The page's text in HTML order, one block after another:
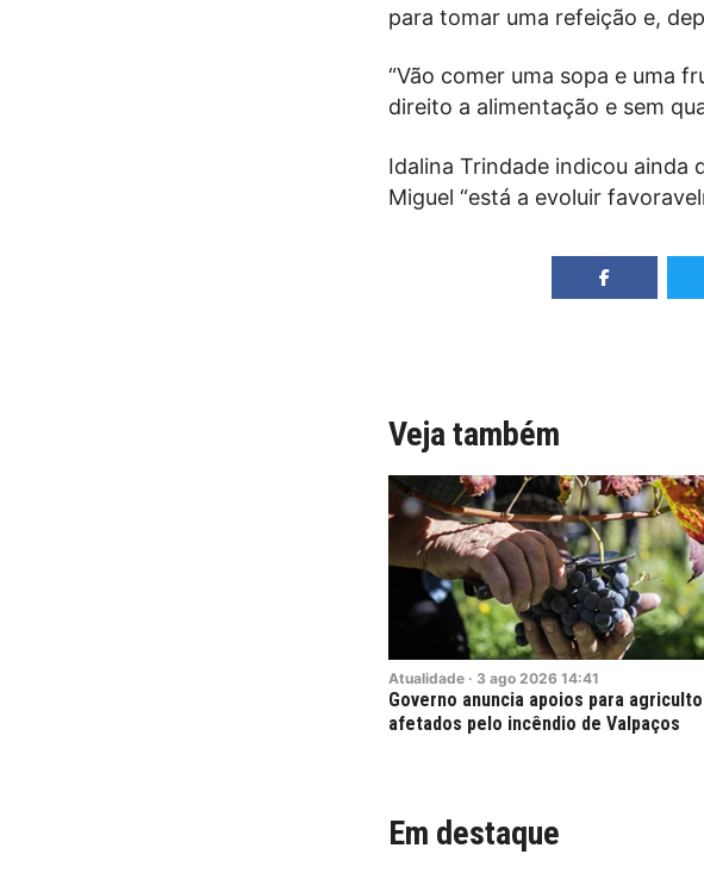
para tomar uma refeição e,
“Vão comer uma sopa e uma
direito a alimentação e sem
Idalina Trindade indicou ainda
Miguel “está a evoluir
Veja também
Atualidade · 3 ago 2026 14:41
Governo anuncia apoios para
afetados pelo incêndio de Valpaços
Em destaque